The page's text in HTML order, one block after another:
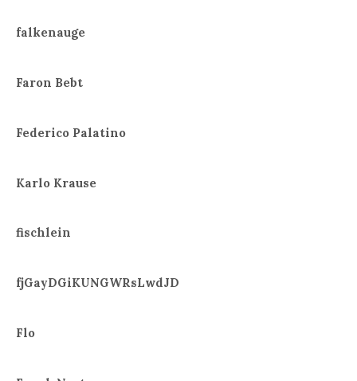
falkenauge
Faron Bebt
Federico Palatino
Karlo Krause
fischlein
fjGayDGiKUNGWRsLwdJD
Flo